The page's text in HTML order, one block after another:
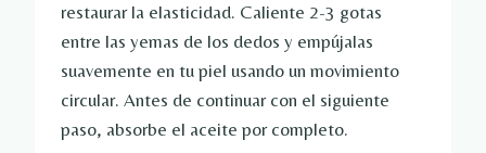
restaurar la elasticidad. Caliente 2-3 gotas
entre las yemas de los dedos y empújalas
suavemente en tu piel usando un movimiento
circular. Antes de continuar con el siguiente
paso, absorbe el aceite por completo.